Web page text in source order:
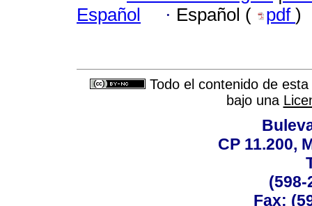
Español
· Español ( pdf )
Todo el contenido de
bajo una
CP 11.200,
(598-
Fax: